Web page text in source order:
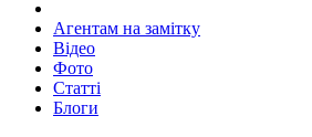
Агентам на замітку
Відео
Фото
Статті
Блоги